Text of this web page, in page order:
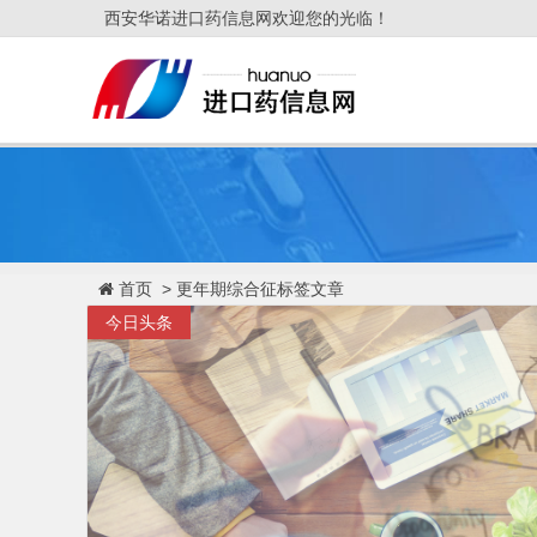
西安华诺进口药信息网欢迎您的光临！
首页 > 更年期综合征标签文章
今日头条